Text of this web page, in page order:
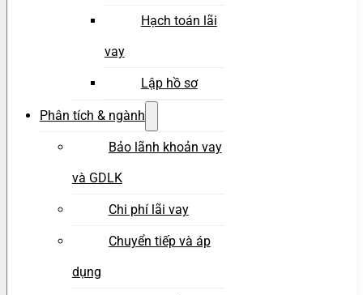
Hạch toán lãi
vay
Lập hồ sơ
Phân tích & ngành
Bảo lãnh khoản vay
và GDLK
Chi phí lãi vay
Chuyển tiếp và áp
dụng